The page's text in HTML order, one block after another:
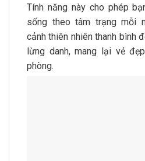
Tính năng này cho phép
sống theo tâm trạng mỗi
cảnh thiên nhiên thanh bình
lừng danh, mang lại vẻ
phòng.